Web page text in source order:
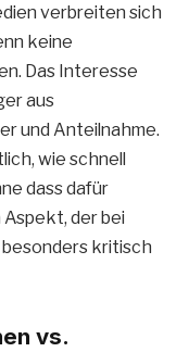
verbreiten sich
keine
Das Interesse
aus
und Anteilnahme.
wie schnell
dass dafür
der bei
kritisch
vs.